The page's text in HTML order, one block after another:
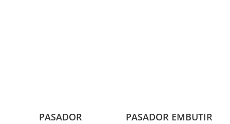
PASADOR
PASADOR EMBUTIR